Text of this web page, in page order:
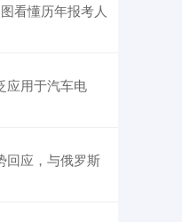
看懂历年报考人
应用于汽车电
回应，与俄罗斯